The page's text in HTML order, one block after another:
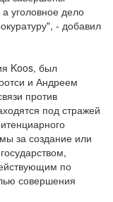
уголовное дело
- добавил
Koos, был
и Андреем
против
под стражей
за создание или
по
совершения